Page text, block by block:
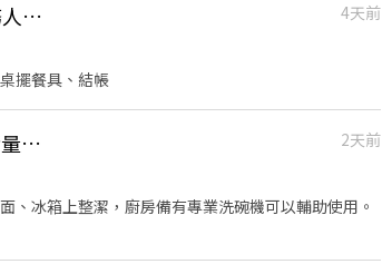
👍 🔶台中鮨旬誠徵-外場，台中南屯壽司店誠徵-外場服務人員🔶長短期皆可
4天前
擺餐具、結帳
👍 ❗️🍣台中鮨旬「誠徵-洗碗人員」可長期配合者為優先考量。（週日、週一店休）
2天前
、冰箱上整潔，廚房備有專業洗碗機可以輔助使用。